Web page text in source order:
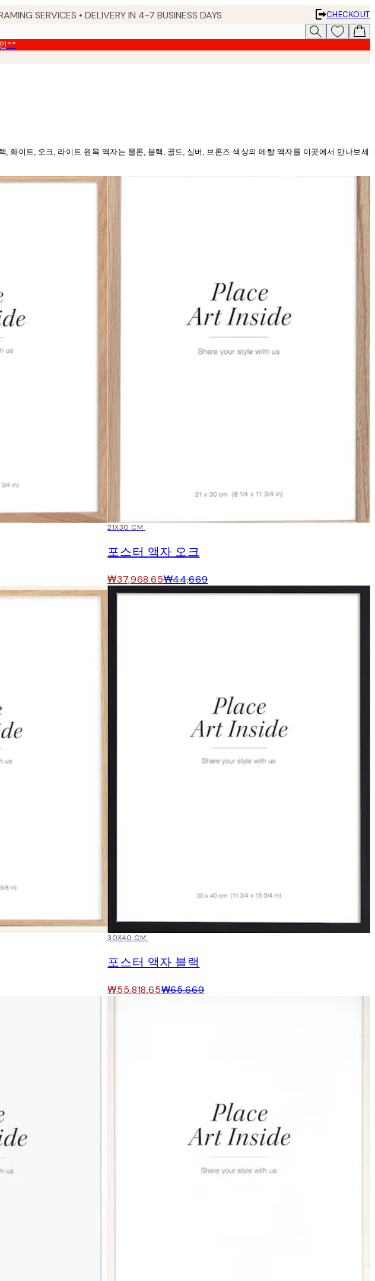
SERVICES • DELIVERY IN 4-7 BUSINESS DAYS
CHECKOUT
**
이트, 오크, 라이트 원목 액자는 물론, 블랙, 골드, 실버, 브론즈 색상의 메탈 액자를 이곳에서 만나보세
15%*
21X30 CM
포스터 액자 오크
₩37,968.65₩44,669
15%*
30X40 CM
포스터 액자 블랙
₩55,818.65₩65,669